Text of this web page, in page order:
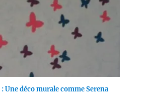
Une déco murale comme Serena